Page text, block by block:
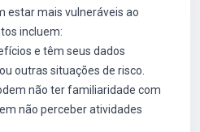
estar mais vulneráveis ao
incluem:
e têm seus dados
outras situações de risco.
não ter familiaridade com
não perceber atividades